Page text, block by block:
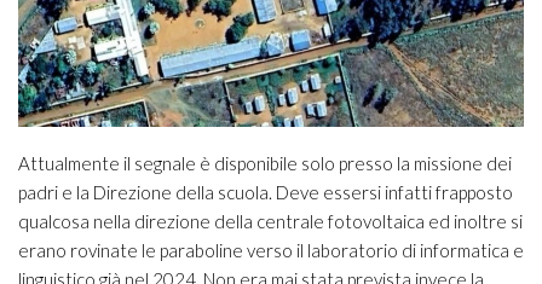
Attualmente il segnale è disponibile solo presso la missione dei
padri e la Direzione della scuola. Deve essersi infatti frapposto
qualcosa nella direzione della centrale fotovoltaica ed inoltre si
erano rovinate le paraboline verso il laboratorio di informatica e
linguistico già nel 2024. Non era mai stata prevista invece la